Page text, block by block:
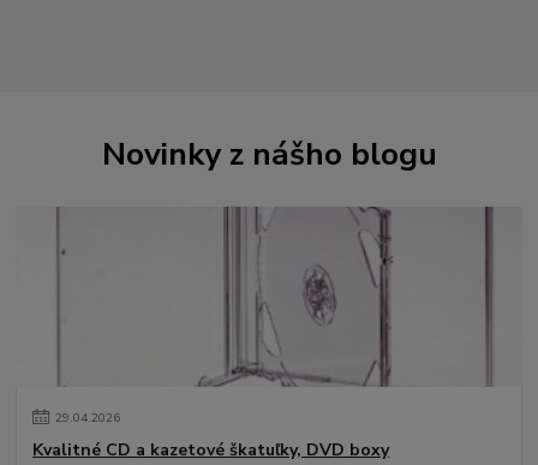
Novinky z nášho blogu
29.04.2026
Kvalitné CD a kazetové škatuľky, DVD boxy